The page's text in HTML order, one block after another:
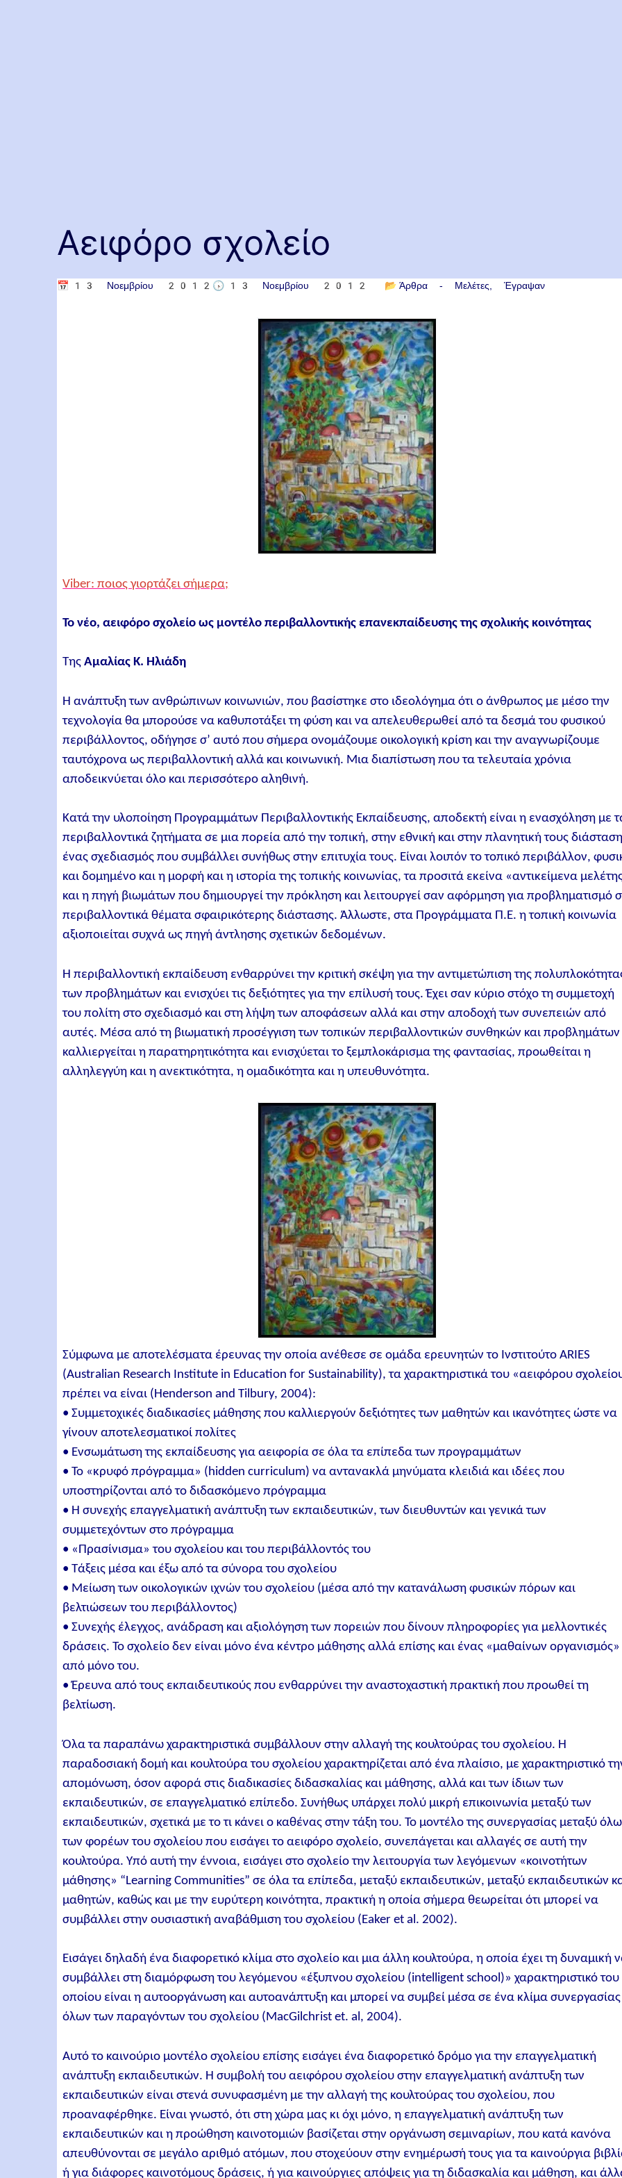
Αειφόρο σχολείο
📅 13 Νοεμβρίου 2012 🕟 13 Νοεμβρίου 2012 📂 Άρθρα - Μελέτες Έγραψαν
Viber: ποιος γιορτάζει σήμερα;
Το νέο, αειφόρο σχολείο ως μοντέλο περιβαλλοντικής επανεκπαίδευσης της σχολικής κοινότητας
ΤηςΑμαλίας Κ. Ηλιάδη
Η ανάπτυξη των ανθρώπινων κοινωνιών, που βασίστηκε στο ιδεολόγημα ότι ο άνθρωπος με μέσο την
τεχνολογία θα μπορούσε να καθυποτάξει τη φύση και να απελευθερωθεί από τα δεσμά του φυσικού
περιβάλλοντος, οδήγησε σ’ αυτό που σήμερα ονομάζουμε οικολογική κρίση και την αναγνωρίζουμε
ταυτόχρονα ως περιβαλλοντική αλλά και κοινωνική. Μια διαπίστωση που τα τελευταία χρόνια
αποδεικνύεται όλο και περισσότερο αληθινή.
Κατά την υλοποίηση Προγραμμάτων Περιβαλλοντικής Εκπαίδευσης, αποδεκτή είναι η ενασχόληση με
περιβαλλοντικά ζητήματα σε μια πορεία από την τοπική, στην εθνική και στην πλανητική τους
ένας σχεδιασμός που συμβάλλει συνήθως στην επιτυχία τους. Είναι λοιπόν το τοπικό περιβάλλον,
και δομημένο και η μορφή και η ιστορία της τοπικής κοινωνίας, τα προσιτά εκείνα «αντικείμενα
και η πηγή βιωμάτων που δημιουργεί την πρόκληση και λειτουργεί σαν αφόρμηση για προβληματισμό
περιβαλλοντικά θέματα σφαιρικότερης διάστασης. Άλλωστε, στα Προγράμματα Π.Ε. η τοπική κοινωνία
αξιοποιείται συχνά ως πηγή άντλησης σχετικών δεδομένων.
Η περιβαλλοντική εκπαίδευση ενθαρρύνει την κριτική σκέψη για την αντιμετώπιση της
των προβλημάτων και ενισχύει τις δεξιότητες για την επίλυσή τους. Έχει σαν κύριο στόχο τη συμμετοχή
του πολίτη στο σχεδιασμό και στη λήψη των αποφάσεων αλλά και στην αποδοχή των συνεπειών από
αυτές. Μέσα από τη βιωματική προσέγγιση των τοπικών περιβαλλοντικών συνθηκών και προβλημάτων
καλλιεργείται η παρατηρητικότητα και ενισχύεται το ξεμπλοκάρισμα της φαντασίας, προωθείται η
αλληλεγγύη και η ανεκτικότητα, η ομαδικότητα και η υπευθυνότητα.
Σύμφωνα με αποτελέσματα έρευνας την οποία ανέθεσε σε ομάδα ερευνητών το Ινστιτούτο ARIES
(Australian Research Institute in Education for Sustainability), τα χαρακτηριστικά του «αειφόρου
πρέπει να είναι (Henderson and Tilbury, 2004):
• Συμμετοχικές διαδικασίες μάθησης που καλλιεργούν δεξιότητες των μαθητών και ικανότητες ώστε να
γίνουν αποτελεσματικοί πολίτες
• Ενσωμάτωση της εκπαίδευσης για αειφορία σε όλα τα επίπεδα των προγραμμάτων
• Το «κρυφό πρόγραμμα» (hidden curriculum) να αντανακλά μηνύματα κλειδιά και ιδέες που
υποστηρίζονται από το διδασκόμενο πρόγραμμα
• Η συνεχής επαγγελματική ανάπτυξη των εκπαιδευτικών, των διευθυντών και γενικά των
συμμετεχόντων στο πρόγραμμα
• «Πρασίνισμα» του σχολείου και του περιβάλλοντός του
• Τάξεις μέσα και έξω από τα σύνορα του σχολείου
• Μείωση των οικολογικών ιχνών του σχολείου (μέσα από την κατανάλωση φυσικών πόρων και
βελτιώσεων του περιβάλλοντος)
• Συνεχής έλεγχος, ανάδραση και αξιολόγηση των πορειών που δίνουν πληροφορίες για μελλοντικές
δράσεις. Το σχολείο δεν είναι μόνο ένα κέντρο μάθησης αλλά επίσης και ένας «μαθαίνων οργανισμός»
από μόνο του.
• Έρευνα από τους εκπαιδευτικούς που ενθαρρύνει την αναστοχαστική πρακτική που προωθεί τη
βελτίωση.
Όλα τα παραπάνω χαρακτηριστικά συμβάλλουν στην αλλαγή της κουλτούρας του σχολείου. Η
παραδοσιακή δομή και κουλτούρα του σχολείου χαρακτηρίζεται από ένα πλαίσιο, με χαρακτηριστικό
απομόνωση, όσον αφορά στις διαδικασίες διδασκαλίας και μάθησης, αλλά και των ίδιων των
εκπαιδευτικών, σε επαγγελματικό επίπεδο. Συνήθως υπάρχει πολύ μικρή επικοινωνία μεταξύ των
εκπαιδευτικών, σχετικά με το τι κάνει ο καθένας στην τάξη του. Το μοντέλο της συνεργασίας μεταξύ
των φορέων του σχολείου που εισάγει το αειφόρο σχολείο, συνεπάγεται και αλλαγές σε αυτή την
κουλτούρα. Υπό αυτή την έννοια, εισάγει στο σχολείο την λειτουργία των λεγόμενων «κοινοτήτων
μάθησης» “Learning Communities” σε όλα τα επίπεδα, μεταξύ εκπαιδευτικών, μεταξύ εκπαιδευτικών
μαθητών, καθώς και με την ευρύτερη κοινότητα, πρακτική η οποία σήμερα θεωρείται ότι μπορεί να
συμβάλλει στην ουσιαστική αναβάθμιση του σχολείου (Eaker et al. 2002).
Εισάγει δηλαδή ένα διαφορετικό κλίμα στο σχολείο και μια άλλη κουλτούρα, η οποία έχει τη δυναμική
συμβάλλει στη διαμόρφωση του λεγόμενου «έξυπνου σχολείου (intelligent school)» χαρακτηριστικό του
οποίου είναι η αυτοοργάνωση και αυτοανάπτυξη και μπορεί να συμβεί μέσα σε ένα κλίμα συνεργασίας
όλων των παραγόντων του σχολείου (MacGilchrist et. al, 2004).
Αυτό το καινούριο μοντέλο σχολείου επίσης εισάγει ένα διαφορετικό δρόμο για την επαγγελματική
ανάπτυξη εκπαιδευτικών. Η συμβολή του αειφόρου σχολείου στην επαγγελματική ανάπτυξη των
εκπαιδευτικών είναι στενά συνυφασμένη με την αλλαγή της κουλτούρας του σχολείου, που
προαναφέρθηκε. Είναι γνωστό, ότι στη χώρα μας κι όχι μόνο, η επαγγελματική ανάπτυξη των
εκπαιδευτικών και η προώθηση καινοτομιών βασίζεται στην οργάνωση σεμιναρίων, που κατά κανόνα
απευθύνονται σε μεγάλο αριθμό ατόμων, που στοχεύουν στην ενημέρωσή τους για τα καινούργια
ή για διάφορες καινοτόμους δράσεις, ή για καινούργιες απόψεις για τη διδασκαλία και μάθηση, και